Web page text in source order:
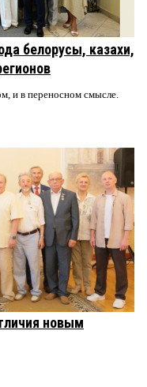
белорусы, казахи,
и в переносном смысле.
новым